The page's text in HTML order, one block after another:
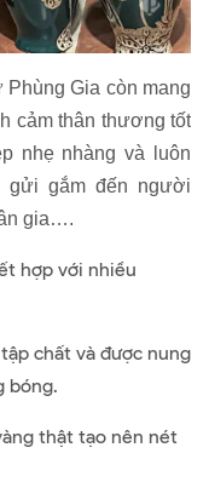
Gia còn mang
cảm thân thương tốt
nhẹ nhàng và luôn
gắm đến người
gia….
hợp với nhiều
chất và được nung
bóng.
thật tạo nên nét